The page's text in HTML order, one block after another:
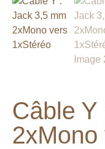
Câble Y